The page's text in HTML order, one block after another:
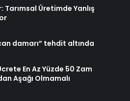
Tarımsal Üretimde Yanlış
damarı” tehdit altında
En Az Yüzde 50 Zam
Aşağı Olmamalı